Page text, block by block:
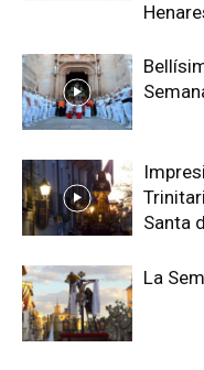
Santa
La